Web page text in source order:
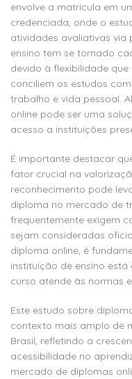
envolve a matrícula em
credenciada, onde o
atividades avaliativas via
ensino tem se tornado
devido à flexibilidade
conciliem os estudos
trabalho e vida pessoal.
online pode ser uma
acesso a instituições
É importante destacar
fator crucial na
reconhecimento pode
diploma no mercado de
frequentemente exigem
sejam consideradas
diploma online, é
instituição de ensino
curso atende às normas
Este estudo sobre
contexto mais amplo de
Brasil, refletindo a
acessibilidade no
mercado de diplomas